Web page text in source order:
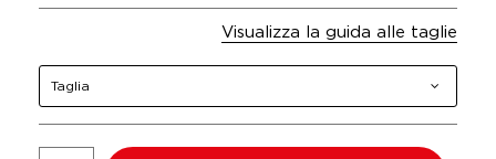
Visualizza la guida alle taglie
Taglia